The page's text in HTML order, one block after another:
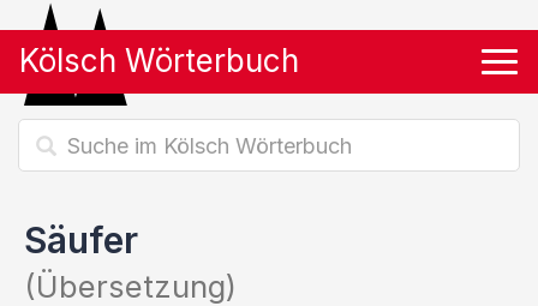
Kölsch Wörterbuch
Säufer
(Übersetzung)